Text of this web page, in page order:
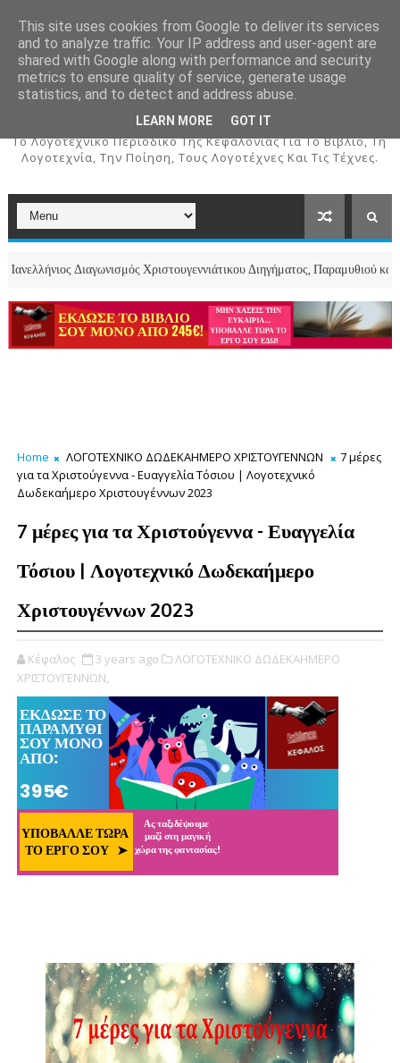
ΚΕΦΑΛΟΣ
To Λογοτεχνικό Περιοδικό Της Κεφαλονιάς Για Το Βιβλίο, Τη
Λογοτεχνία, Την Ποίηση, Τους Λογοτέχνες Και Τις Τέχνες.
Χριστουγεννιάτικου Διηγήματος, Παραμυθιού και Ποιήματος
Home ΛΟΓΟΤΕΧΝΙΚΟ ΔΩΔΕΚΑΗΜΕΡΟ ΧΡΙΣΤΟΥΓΕΝΝΩΝ
7 μέρες
για τα Χριστούγεννα - Ευαγγελία Τόσιου | Λογοτεχνικό
Δωδεκαήμερο Χριστουγέννων 2023
7 μέρες για τα Χριστούγεννα - Ευαγγελία
Τόσιου | Λογοτεχνικό Δωδεκαήμερο
Χριστουγέννων 2023
Κέφαλος 3 years ago
ΛΟΓΟΤΕΧΝΙΚΟ ΔΩΔΕΚΑΗΜΕΡΟ
ΧΡΙΣΤΟΥΓΕΝΝΩΝ,
This site uses cookies from Google to deliver its services
and to analyze traffic. Your IP address and user-agent are
shared with Google along with performance and security
metrics to ensure quality of service, generate usage
statistics, and to detect and address abuse.
LEARN MORE GOT IT